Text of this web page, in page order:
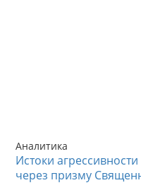
Аналитика
Истоки
через призму